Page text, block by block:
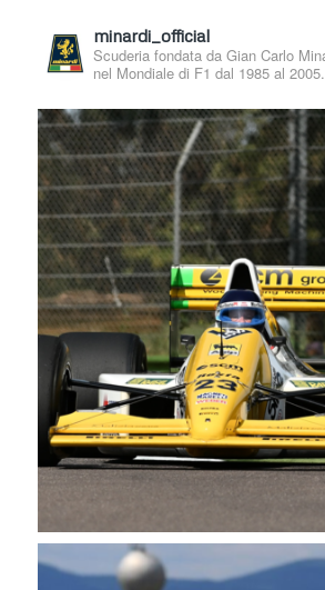
minardi_official
Scuderia fondata da Gian Carlo
nel Mondiale di F1 dal 1985 al 2005.